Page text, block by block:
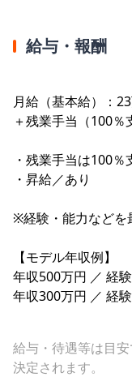
給与・報酬
月給（基本給）：
＋残業手当（100％
・残業手当は100％
・昇給／あり
※経験・能力などを
【モデル年収例】
年収500万円 ／ 経
年収300万円 ／ 経
給与・待遇等は目
決定されます。